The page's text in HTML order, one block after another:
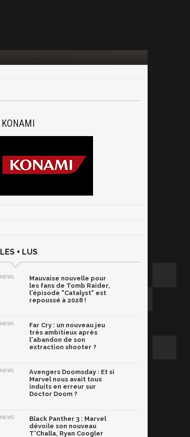
KONAMI
LES + LUS
NEWS
Mauvaise nouvelle pour
les fans de Tomb Raider,
l'épisode "Catalyst" est
repoussé à 2028 !
NEWS
Far Cry : un nouveau jeu
très ambitieux après
l'abandon de son
extraction shooter ?
NEWS
Avengers Doomsday : Et si
Marvel nous avait tous
induits en erreur sur
Doctor Doom ?
NEWS
Black Panther 3 : Marvel
dévoile son nouveau
T'Challa, Ryan Coogler